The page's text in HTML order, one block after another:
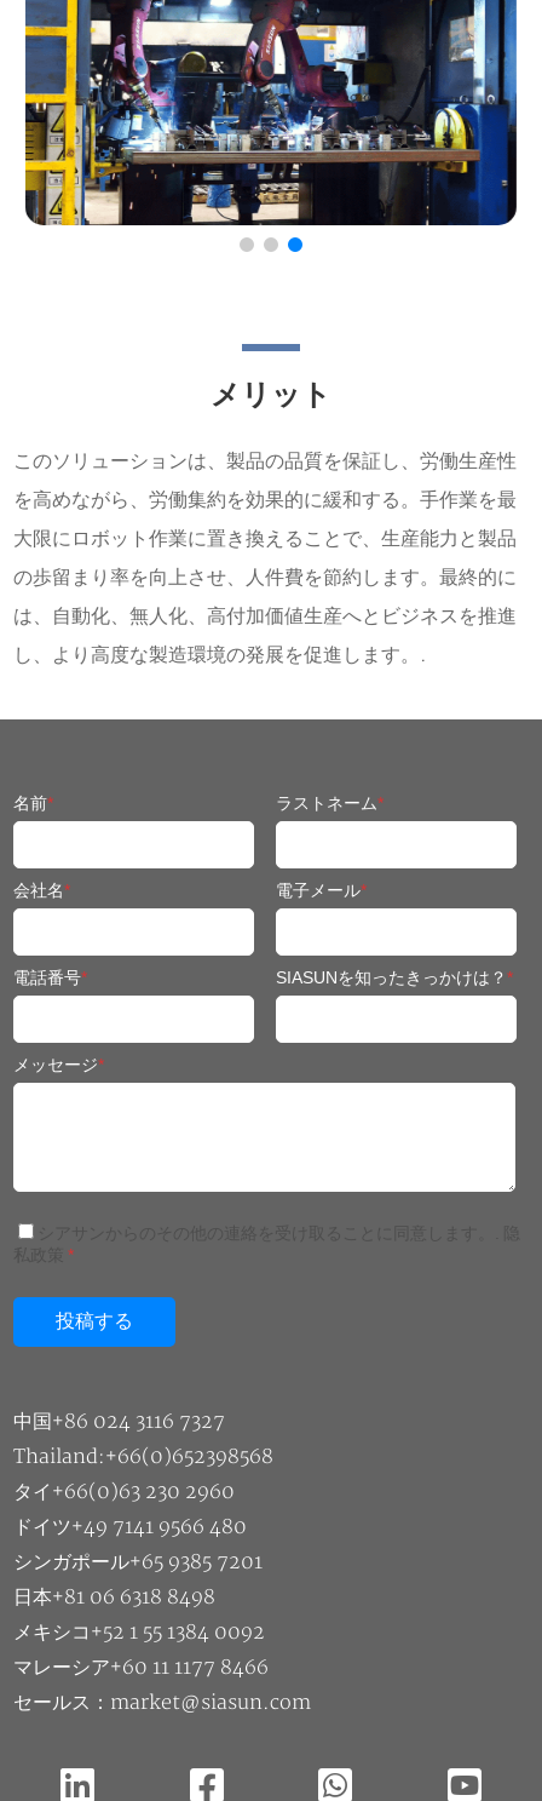
メリット
このソリューションは、製品の品質を保証し、労働生産性
を高めながら、労働集約を効果的に緩和する。手作業を最
大限にロボット作業に置き換えることで、生産能力と製品
の歩留まり率を向上させ、人件費を節約します。最終的に
は、自動化、無人化、高付加価値生産へとビジネスを推進
し、より高度な製造環境の発展を促進します。.
名前* ラストネーム*
会社名* 電子メール*
電話番号* SIASUNを知ったきっかけは？*
メッセージ*
*
中国+86 024 3116 7327
Thailand:+66(0)652398568
タイ+66(0)63 230 2960
ドイツ+49 7141 9566 480
シンガポール+65 9385 7201
日本+81 06 6318 8498
メキシコ+52 1 55 1384 0092
マレーシア+60 11 1177 8466
セールス：market@siasun.com